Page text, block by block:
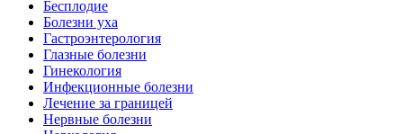
Бесплодие
Болезни уха
Гастроэнтерология
Глазные болезни
Гинекология
Инфекционные болезни
Лечение за границей
Нервные болезни